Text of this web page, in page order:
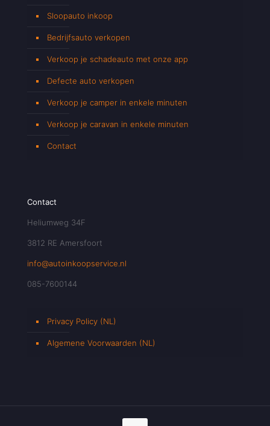
Sloopauto inkoop
Bedrijfsauto verkopen
Verkoop je schadeauto met onze app
Defecte auto verkopen
Verkoop je camper in enkele minuten
Verkoop je caravan in enkele minuten
Contact
Contact
Heliumweg 34F
3812 RE Amersfoort
info@autoinkoopservice.nl
085-7600144
Privacy Policy (NL)
Algemene Voorwaarden (NL)